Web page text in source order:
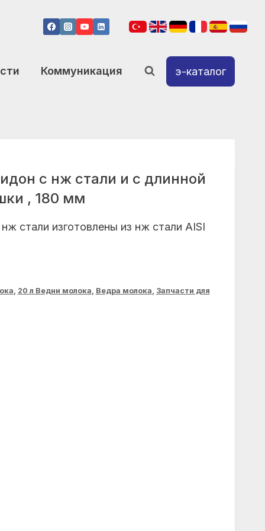
Коммуникация э-каталог
с нж стали и с длинной
, 180 мм
стали изготовлены из нж стали AISI
, 20 л Ведни молока, Ведра молока, Запчасти для